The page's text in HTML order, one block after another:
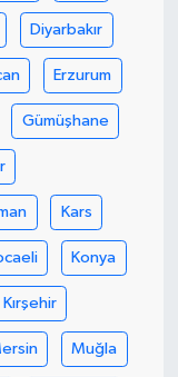
Diyarbakır
Erzurum
Gümüşhane
Kars
Konya
Kırşehir
Muğla